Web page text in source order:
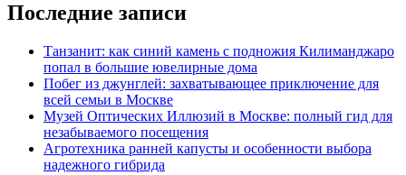
Последние записи
Танзанит: как синий камень с подножия Килиманджаро
попал в большие ювелирные дома
Побег из джунглей: захватывающее приключение для
всей семьи в Москве
Музей Оптических Иллюзий в Москве: полный гид для
незабываемого посещения
Агротехника ранней капусты и особенности выбора
надежного гибрида